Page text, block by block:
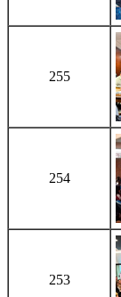
255
254
253